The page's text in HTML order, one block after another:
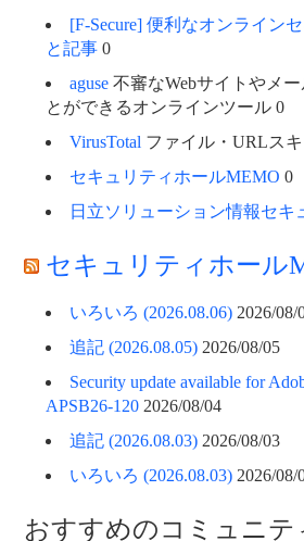
[F-Secure] 便利なオンライン
と記事 0
aguse 不審なWebサイトやメ
とができるオンラインツール 0
VirusTotal ファイル・URLス
セキュリティホールMEMO 0
日立ソリューション情報セキ
セキュリティホール
いろいろ (2026.08.06) 2026/08/
追記 (2026.08.05) 2026/08/05
Security update available for
APSB26-120 2026/08/04
追記 (2026.08.03) 2026/08/03
いろいろ (2026.08.03) 2026/08/
おすすめのコミュニテ